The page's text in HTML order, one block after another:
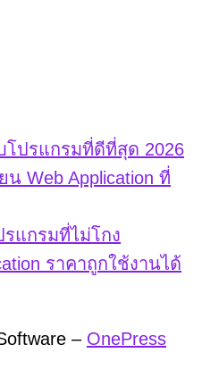
ปรแกรมที่ดีที่สุด 2026
น Web Application ที่
แกรมที่ไม่โกง
ราคาถูกใช้งานได้
– OnePress